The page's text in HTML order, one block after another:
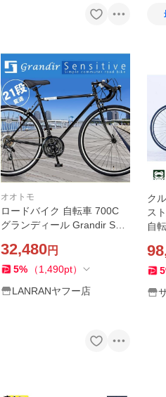
オオトモ
ロードバイク 自転車 700C
グランディール Grandir Sen
32,480円
5% （1,490pt）
LANRANヤフー店
ク
ス
自
5